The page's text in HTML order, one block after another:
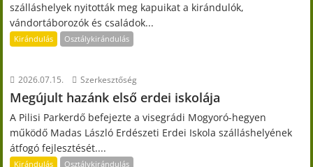
szálláshelyek nyitották meg kapuikat a kirándulók,
vándortáborozók és családok...
Kirándulás Osztálykirándulás
2026.07.15. Szerkesztőség
Megújult hazánk első erdei iskolája
A Pilisi Parkerdő befejezte a visegrádi Mogyoró-hegyen
működő Madas László Erdészeti Erdei Iskola szálláshelyének
átfogó fejlesztését....
Kirándulás Osztálykirándulás